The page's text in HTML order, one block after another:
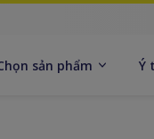
sản phẩm Ý